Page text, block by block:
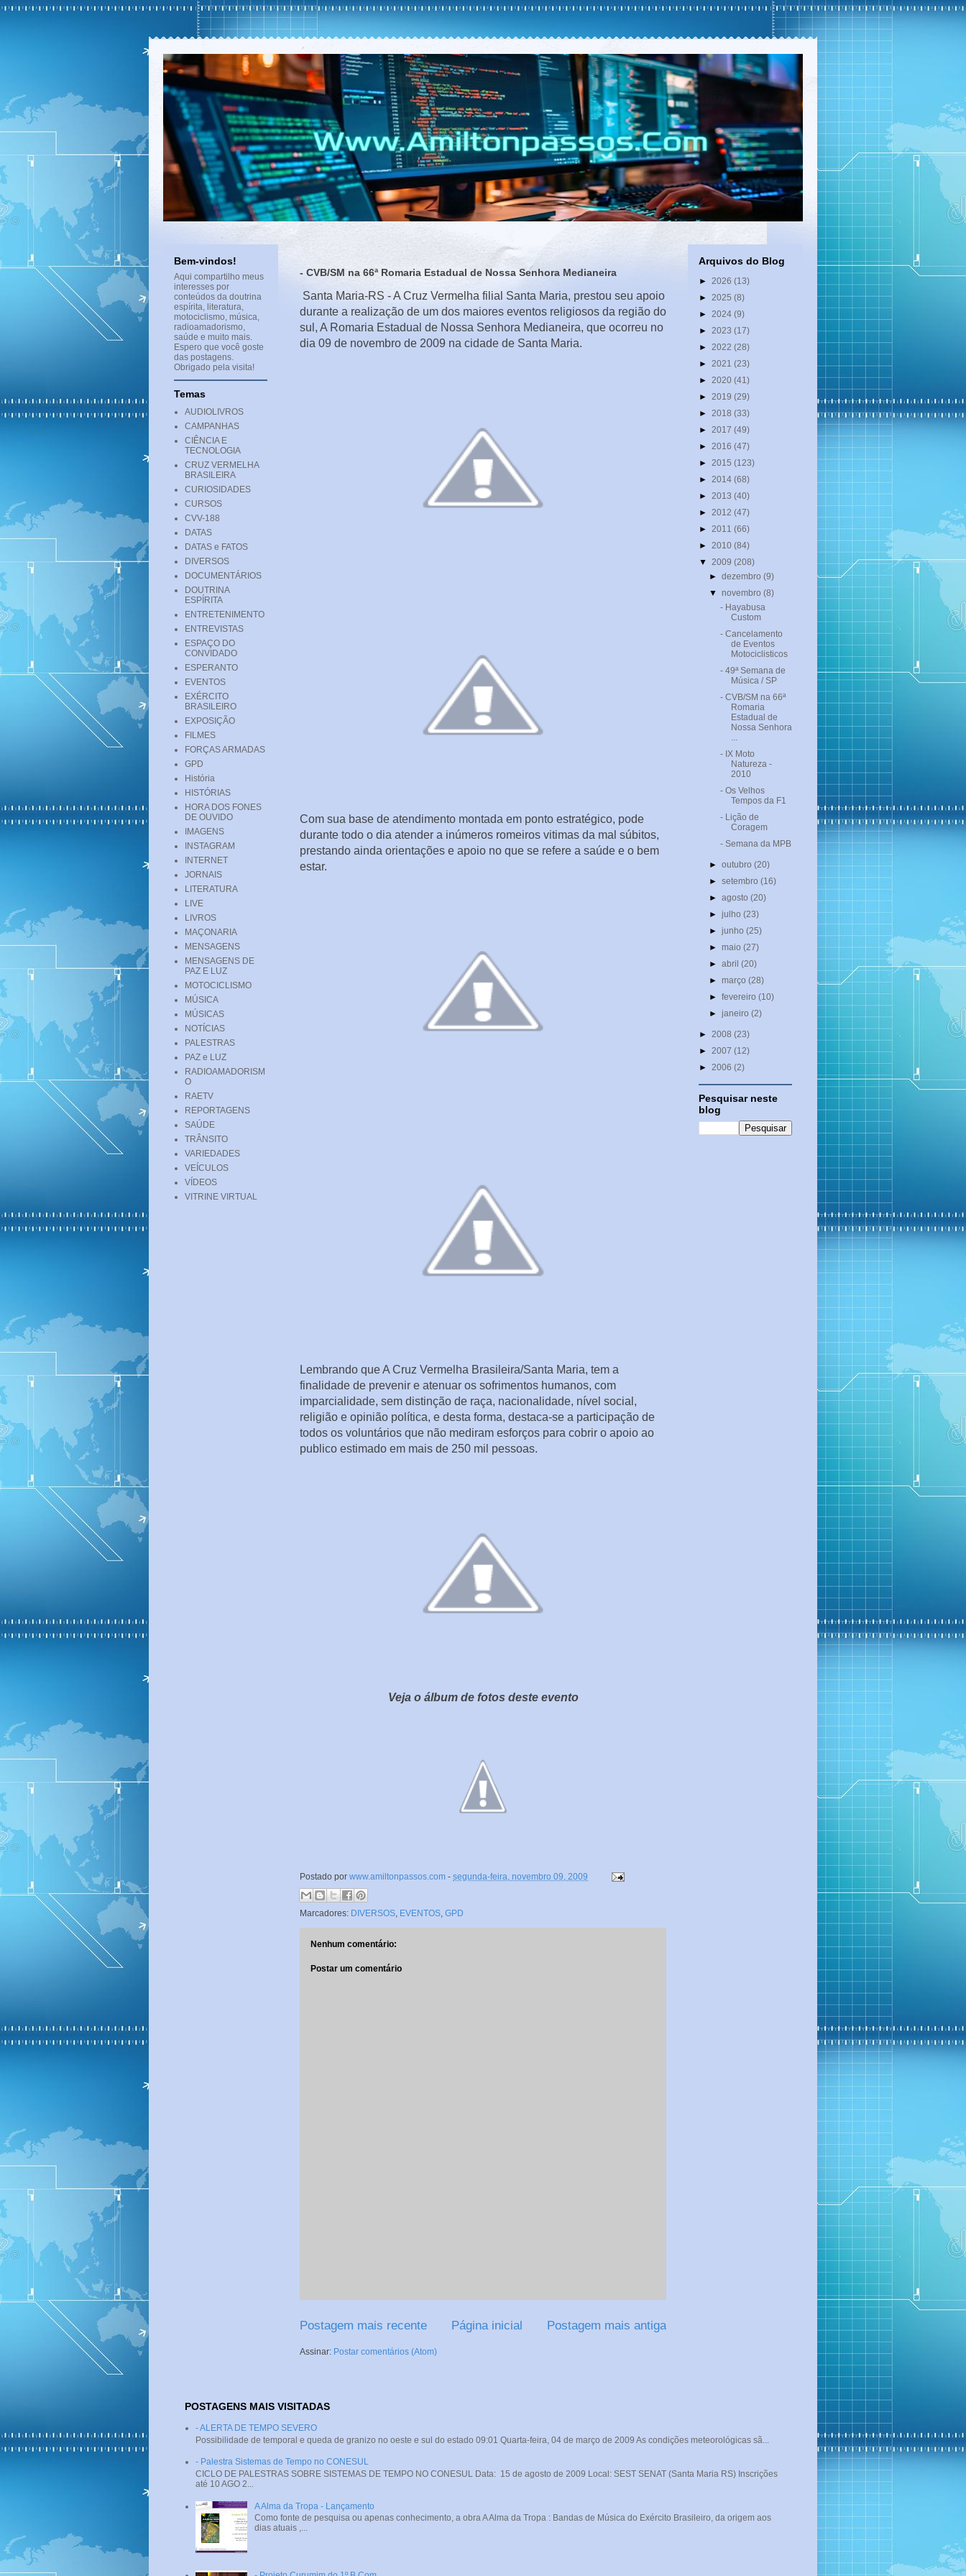
- CVB/SM na 66ª Romaria Estadual de Nossa Senhora Medianeira
Santa Maria-RS -A Cruz Vermelha filial Santa Maria, prestou seu apoio
durante a realização de um dos maiores eventos religiosos da região do
sul, A Romaria Estadual de Nossa Senhora Medianeira, que ocorreu no
dia 09 de novembro de 2009 na cidade de Santa Maria.
Com sua base de atendimento montada em ponto estratégico, pode
durante todo o dia atender a inúmeros romeiros vitimas da mal súbitos,
prestando ainda orientações e apoio no que se refere a saúde e o bem
estar.
Lembrando que A Cruz Vermelha Brasileira/Santa Maria, tem a
finalidade de prevenir e atenuar os sofrimentos humanos, com
imparcialidade, sem distinção de raça, nacionalidade, nível social,
religião e opinião política, e desta forma, destaca-se a participação de
todos os voluntários que não mediram esforços para cobrir o apoio ao
publico estimado em mais de 250 mil pessoas.
Veja o álbum de fotos deste evento
Postado por www.amiltonpassos.com - segunda-feira, novembro 09, 2009
Marcadores: DIVERSOS, EVENTOS, GPD
Nenhum comentário:
Postar um comentário
Postagem mais recente Postagem mais antiga
Página inicial
Assinar: Postar comentários (Atom)
Bem-vindos!
Aqui compartilho meus
interesses por
conteúdos da doutrina
espírita, literatura,
motociclismo, música,
radioamadorismo,
saúde e muito mais.
Espero que você goste
das postagens.
Obrigado pela visita!
Temas
AUDIOLIVROS
CAMPANHAS
CIÊNCIA E
TECNOLOGIA
CRUZ VERMELHA
BRASILEIRA
CURIOSIDADES
CURSOS
CVV-188
DATAS
DATAS e FATOS
DIVERSOS
DOCUMENTÁRIOS
DOUTRINA
ESPÍRITA
ENTRETENIMENTO
ENTREVISTAS
ESPAÇO DO
CONVIDADO
ESPERANTO
EVENTOS
EXÉRCITO
BRASILEIRO
EXPOSIÇÃO
FILMES
FORÇAS ARMADAS
GPD
História
HISTÓRIAS
HORA DOS FONES
DE OUVIDO
IMAGENS
INSTAGRAM
INTERNET
JORNAIS
LITERATURA
LIVE
LIVROS
MAÇONARIA
MENSAGENS
MENSAGENS DE
PAZ E LUZ
MOTOCICLISMO
MÚSICA
MÚSICAS
NOTÍCIAS
PALESTRAS
PAZ e LUZ
RADIOAMADORISM
O
RAETV
REPORTAGENS
SAÚDE
TRÂNSITO
VARIEDADES
VEÍCULOS
VÍDEOS
VITRINE VIRTUAL
Arquivos do Blog
► 2026 (13)
► 2025 (8)
► 2024 (9)
► 2023 (17)
► 2022 (28)
► 2021 (23)
► 2020 (41)
► 2019 (29)
► 2018 (33)
► 2017 (49)
► 2016 (47)
► 2015 (123)
► 2014 (68)
► 2013 (40)
► 2012 (47)
► 2011 (66)
► 2010 (84)
▼ 2009 (208)
►dezembro(9)
▼novembro(8)
- Hayabusa
Custom
- Cancelamento
de Eventos
Motociclisticos
- 49ª Semana de
Música / SP
- CVB/SM na 66ª
Romaria
Estadual de
Nossa Senhora
...
- IX Moto
Natureza -
2010
- Os Velhos
Tempos da F1
- Lição de
Coragem
- Semana da MPB
►outubro(20)
►setembro(16)
►agosto(20)
►julho(23)
►junho(25)
►maio(27)
►abril(20)
►março(28)
►fevereiro(10)
►janeiro(2)
► 2008 (23)
► 2007 (12)
► 2006 (2)
Pesquisar neste
blog
POSTAGENS MAIS VISITADAS
- ALERTA DE TEMPO SEVERO
Possibilidade de temporal e queda de granizo no oeste e sul do estado 09:01 Quarta-feira, 04 de março de 2009 As condições meteorológicas sã...
- Palestra Sistemas de Tempo no CONESUL
CICLO DE PALESTRAS SOBRE SISTEMAS DE TEMPO NO CONESUL Data: 15 de agosto de 2009 Local: SEST SENAT (Santa Maria RS) Inscrições
até 10 AGO 2...
A Alma da Tropa - Lançamento
Como fonte de pesquisa ou apenas conhecimento, a obra A Alma da Tropa : Bandas de Música do Exército Brasileiro, da origem aos
dias atuais ,...